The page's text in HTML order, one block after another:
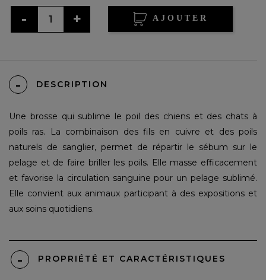
AJOUTER
DESCRIPTION
Une brosse qui sublime le poil des chiens et des chats à
poils ras. La combinaison des fils en cuivre et des poils
naturels de sanglier, permet de répartir le sébum sur le
pelage et de faire briller les poils. Elle masse efficacement
et favorise la circulation sanguine pour un pelage sublimé.
Elle convient aux animaux participant à des expositions et
aux soins quotidiens.
PROPRIÉTÉ ET CARACTÉRISTIQUES